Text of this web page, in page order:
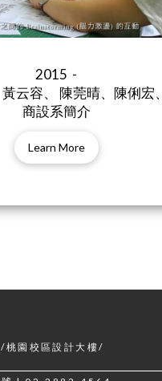
2015 -
云容、 陳莞晴、陳俐宏
商設系簡介
Learn More
桃園校區設計大樓/